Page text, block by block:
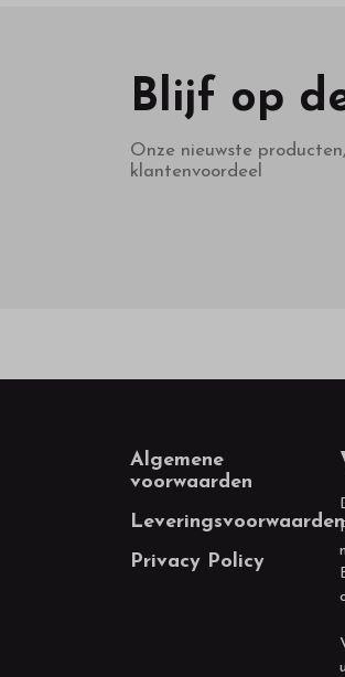
Blijf op
Onze nieuwste
klantenvoordeel
Footer
Algemene
voorwaarden
Leveringsvoorwaarden
Privacy Policy